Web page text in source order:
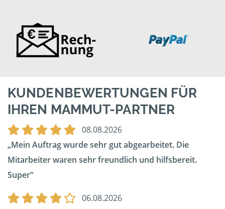
KUNDENBEWERTUNGEN FÜR
IHREN MAMMUT-PARTNER
08.08.2026
Mein Auftrag wurde sehr gut abgearbeitet. Die
Mitarbeiter waren sehr freundlich und hilfsbereit.
Super
06.08.2026